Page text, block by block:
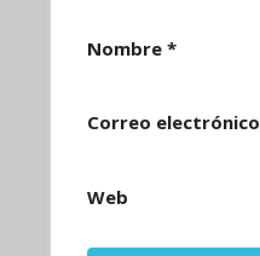
Nombre *
Correo electrónico
Web